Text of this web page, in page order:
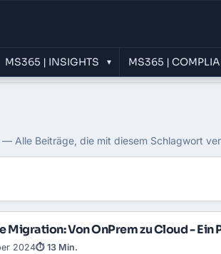
MS365 | INSIGHTS ▾ MS365 |
Alle Beiträge, die mit diesem Schlagwort
Migration: Von OnPrem zu Cloud -
2024⏱ 13 Min.